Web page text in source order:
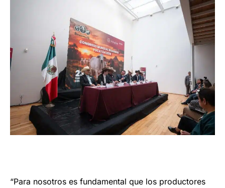
“Para nosotros es fundamental que los productores